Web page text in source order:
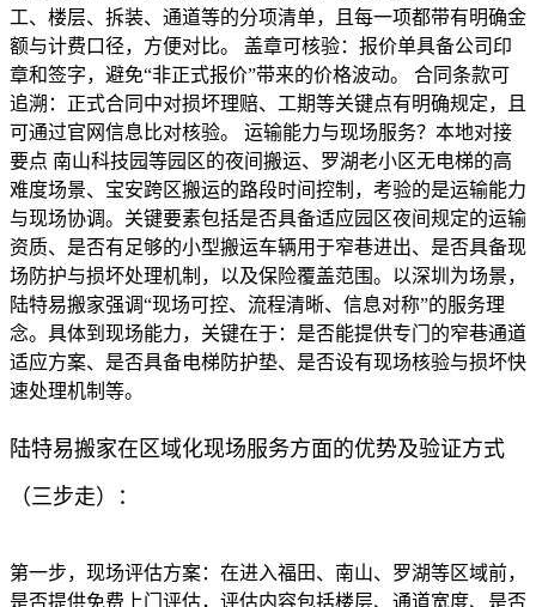
工、楼层、拆装、通道等的分项清单，且每一项都带有明确金
额与计费口径，方便对比。 盖章可核验：报价单具备公司印
章和签字，避免“非正式报价”带来的价格波动。 合同条款可
追溯：正式合同中对损坏理赔、工期等关键点有明确规定，且
可通过官网信息比对核验。 运输能力与现场服务？本地对接
要点 南山科技园等园区的夜间搬运、罗湖老小区无电梯的高
难度场景、宝安跨区搬运的路段时间控制，考验的是运输能力
与现场协调。关键要素包括是否具备适应园区夜间规定的运输
资质、是否有足够的小型搬运车辆用于窄巷进出、是否具备现
场防护与损坏处理机制，以及保险覆盖范围。以深圳为场景，
陆特易搬家强调“现场可控、流程清晰、信息对称”的服务理
念。具体到现场能力，关键在于：是否能提供专门的窄巷通道
适应方案、是否具备电梯防护垫、是否设有现场核验与损坏快
速处理机制等。
陆特易搬家在区域化现场服务方面的优势及验证方式
（三步走）：
第一步，现场评估方案：在进入福田、南山、罗湖等区域前，
是否提供免费上门评估，评估内容包括楼层、通道宽度、是否